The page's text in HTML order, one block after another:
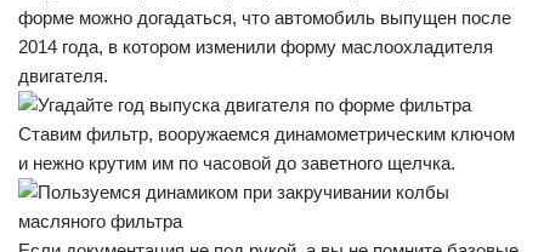
форме можно догадаться, что автомобиль выпущен после
2014 года, в котором изменили форму маслоохладителя
двигателя.
Ставим фильтр, вооружаемся динамометрическим ключом
и нежно крутим им по часовой до заветного щелчка.